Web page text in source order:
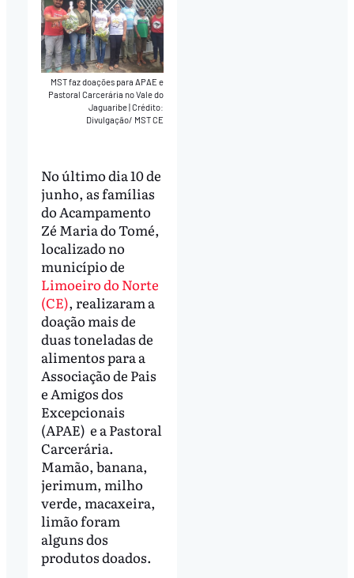
MST faz doações para APAE e
Pastoral Carcerária no Vale do
Jaguaribe|Crédito:
Divulgação/ MST CE
No último dia 10 de
junho, as famílias
do Acampamento
Zé Maria do Tomé,
localizado no
município de
Limoeiro do Norte
(CE), realizaram a
doação mais de
duas toneladas de
alimentos para a
Associação de Pais
e Amigos dos
Excepcionais
(APAE) e a Pastoral
Carcerária.
Mamão, banana,
jerimum, milho
verde, macaxeira,
limão foram
alguns dos
produtos doados.